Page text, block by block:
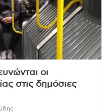
οι
στις δημόσιες